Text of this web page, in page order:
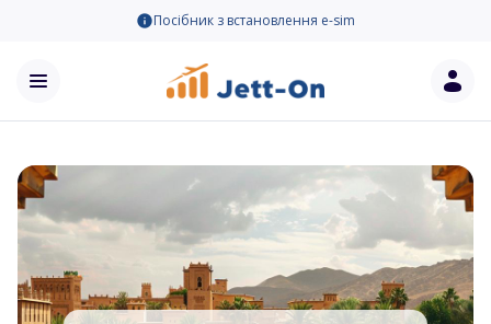
Посібник з встановлення e-sim